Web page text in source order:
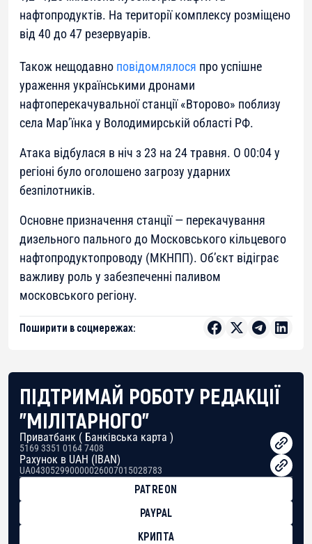
нафтопродуктів. На території комплексу розміщено
від 40 до 47 резервуарів.
Також нещодавно повідомлялося про успішне
ураження українськими дронами
нафтоперекачувальної станції «Второво» поблизу
села Мар’їнка у Володимирській області РФ.
Атака відбулася в ніч з 23 на 24 травня. О 00:04 у
регіоні було оголошено загрозу ударних
безпілотників.
Основне призначення станції — перекачування
дизельного пального до Московського кільцевого
нафтопродуктопроводу (МКНПП). Об’єкт відіграє
важливу роль у забезпеченні паливом
московського регіону.
Поширити в соцмережах:
ПІДТРИМАЙ РОБОТУ РЕДАКЦІЇ
"МІЛІТАРНОГО"
Приватбанк ( Банківська карта )
5169 3351 0164 7408
Рахунок в UAH (IBAN)
UA043052990000026007015028783
PATREON
PAYPAL
КРИПТА